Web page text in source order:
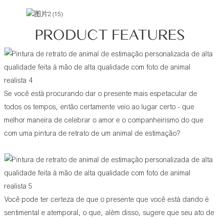
PRODUCT FEATURES
Se você está procurando dar o presente mais espetacular de
todos os tempos, então certamente veio ao lugar certo - que
melhor maneira de celebrar o amor e o companheirismo do que
com uma pintura de retrato de um animal de estimação?
Você pode ter certeza de que o presente que você está dando é
sentimental e atemporal, o que, além disso, sugere que seu ato de